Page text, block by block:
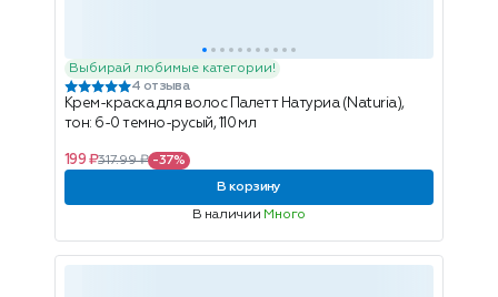
Выбирай любимые категории!
4 отзыва
Крем-краска для волос Палетт Натуриа (Naturia),
тон: 6-0 темно-русый, 110 мл
199 ₽317.99 ₽ -37%
В корзину
В наличии Много